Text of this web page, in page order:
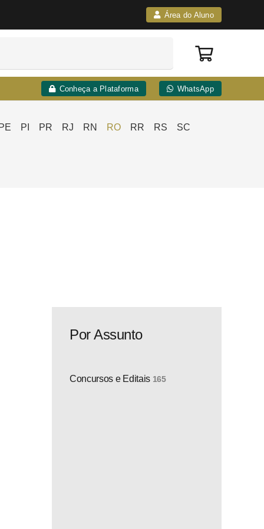
Área do Aluno
Conheça a Plataforma WhatsApp
PI PR RJ RN RO RR RS SC
Por Assunto
Concursos e Editais 165